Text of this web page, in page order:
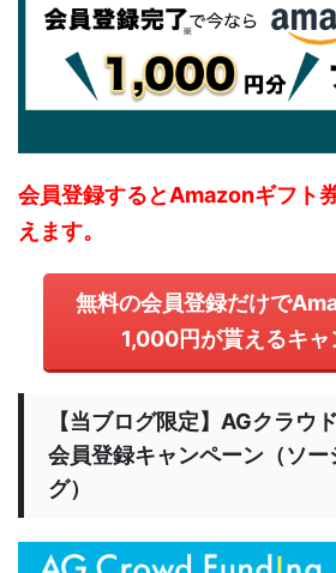
会員登録するとAmazonギフト
えます。
無料の会員登録だけで
1,000円が貰えるキャ
【当ブログ限定】AGクラウ
会員登録キャンペーン（ソ
グ）